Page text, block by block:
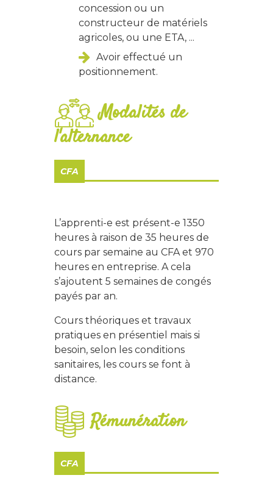
concession ou un
constructeur de matériels
agricoles, ou une ETA, ...
Avoir effectué un
positionnement.
Modalités de
l'alternance
CFA
L’apprenti-e est présent-e 1350
heures à raison de 35 heures de
cours par semaine au CFA et 970
heures en entreprise. A cela
s’ajoutent 5 semaines de congés
payés par an.
Cours théoriques et travaux
pratiques en présentiel mais si
besoin, selon les conditions
sanitaires, les cours se font à
distance.
Rémunération
CFA